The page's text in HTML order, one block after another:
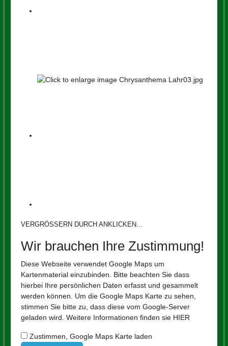
VERGRÖSSERN DURCH ANKLICKEN...
Wir brauchen Ihre Zustimmung!
Diese Webseite verwendet Google Maps um
Kartenmaterial einzubinden. Bitte beachten Sie dass
hierbei Ihre persönlichen Daten erfasst und gesammelt
werden können. Um die Google Maps Karte zu sehen,
stimmen Sie bitte zu, dass diese vom Google-Server
geladen wird. Weitere Informationen finden sie HIER
Zustimmen, Google Maps Karte laden